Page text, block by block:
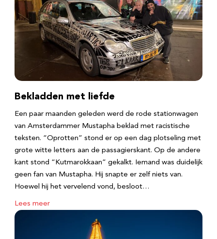
Bekladden met liefde
Een paar maanden geleden werd de rode stationwagen
van Amsterdammer Mustapha beklad met racistische
teksten. “Oprotten” stond er op een dag plotseling met
grote witte letters aan de passagierskant. Op de andere
kant stond “Kutmarokkaan” gekalkt. Iemand was duidelijk
geen fan van Mustapha. Hij snapte er zelf niets van.
Hoewel hij het vervelend vond, besloot…
Lees meer